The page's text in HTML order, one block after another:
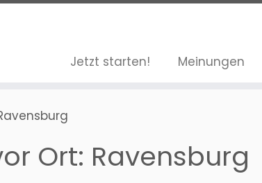
Jetzt starten! Meinungen
Ort: Ravensburg